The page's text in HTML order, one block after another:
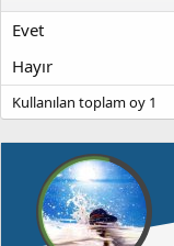
u
y
b
a
ş
a
t
r
i
h
i
Evet
Hayır
Kullanılan toplam oy 1